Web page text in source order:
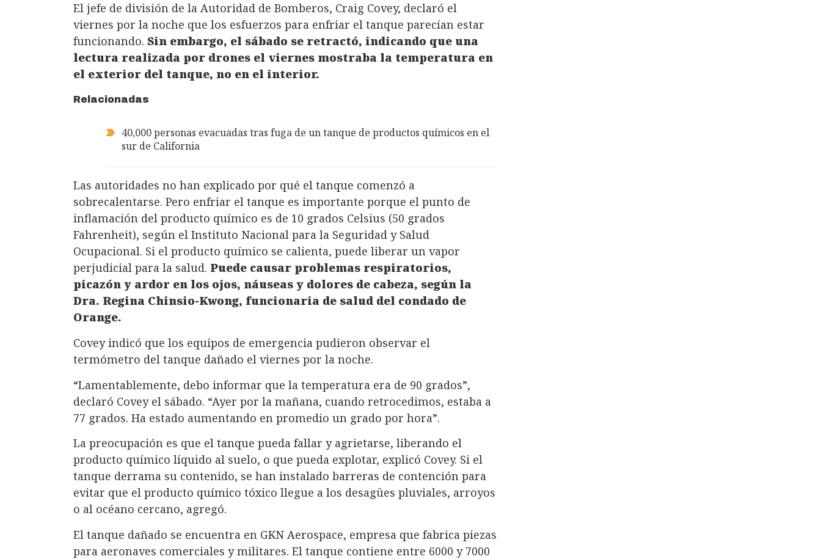
El jefe de división de la Autoridad de Bomberos, Craig Covey, declaró el
viernes por la noche que los esfuerzos para enfriar el tanque parecían estar
funcionando. Sin embargo, el sábado se retractó, indicando que una
lectura realizada por drones el viernes mostraba la temperatura en
el exterior del tanque, no en el interior.
Relacionadas
40,000 personas evacuadas tras fuga de un tanque de productos químicos en el
sur de California
Las autoridades no han explicado por qué el tanque comenzó a
sobrecalentarse. Pero enfriar el tanque es importante porque el punto de
inflamación del producto químico es de 10 grados Celsius (50 grados
Fahrenheit), según el Instituto Nacional para la Seguridad y Salud
Ocupacional. Si el producto químico se calienta, puede liberar un vapor
perjudicial para la salud. Puede causar problemas respiratorios,
picazón y ardor en los ojos, náuseas y dolores de cabeza, según la
Dra. Regina Chinsio-Kwong, funcionaria de salud del condado de
Orange.
Covey indicó que los equipos de emergencia pudieron observar el
termómetro del tanque dañado el viernes por la noche.
“Lamentablemente, debo informar que la temperatura era de 90 grados”,
declaró Covey el sábado. “Ayer por la mañana, cuando retrocedimos, estaba a
77 grados. Ha estado aumentando en promedio un grado por hora”.
La preocupación es que el tanque pueda fallar y agrietarse, liberando el
producto químico líquido al suelo, o que pueda explotar, explicó Covey. Si el
tanque derrama su contenido, se han instalado barreras de contención para
evitar que el producto químico tóxico llegue a los desagües pluviales, arroyos
o al océano cercano, agregó.
El tanque dañado se encuentra en GKN Aerospace, empresa que fabrica piezas
para aeronaves comerciales y militares. El tanque contiene entre 6000 y 7000